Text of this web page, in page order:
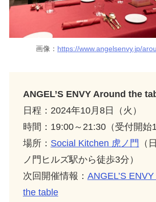
画像： https://www.angelsenvy.jp/
ANGEL’S ENVY Around the
日程：2024年10月8日（火）
時間：19:00～21:30（受付開始
場所： Social Kitchen 虎ノ門
（
ノ門ヒルズ駅から徒歩3分）
次回開催情報： ANGEL’S
the table